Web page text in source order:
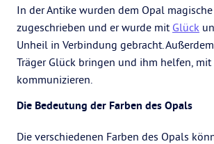
In der Antike wurden dem Opal
zugeschrieben und er wurde mit Glück
Unheil in Verbindung gebracht.
Träger Glück bringen und ihm helfen, mit
kommunizieren.
Die Bedeutung der Farben des Opals
Die verschiedenen Farben des Opals